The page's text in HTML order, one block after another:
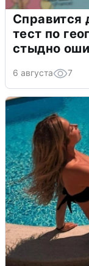
Справится
тест по
стыдно
6 августа 7